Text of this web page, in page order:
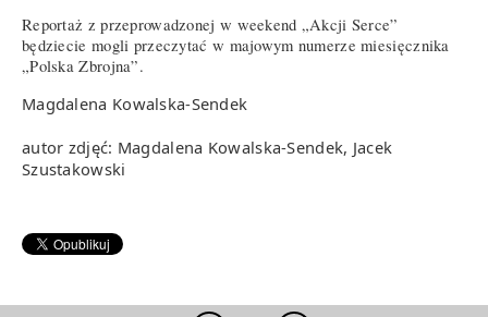
Reportaż z przeprowadzonej w weekend „Akcji Serce”
będziecie mogli przeczytać w majowym numerze miesięcznika
„Polska Zbrojna”.
Magdalena Kowalska-Sendek
autor zdjęć: Magdalena Kowalska-Sendek, Jacek
Szustakowski